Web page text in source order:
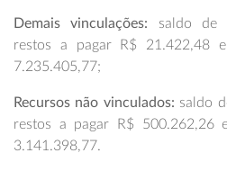
Demais vinculações: saldo de
restos a pagar R$ 21.422,48
7.235.405,77;
Recursos não vinculados: saldo
restos a pagar R$ 500.262,26
3.141.398,77.